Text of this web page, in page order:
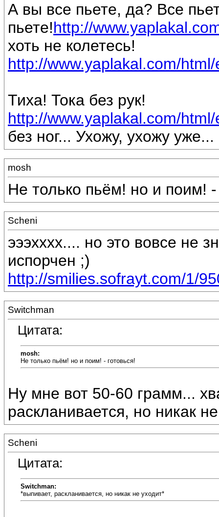
А вы все пьете, да? Все
пьете!http://
хоть не колетесь!
http://www.yaplakal.com/
Тиха! Тока без рук!
http://www.yaplakal.com/
без ног... Ухожу, ухожу уже...
mosh
Не только пьём! но и поим!
Scheni
эээхххх.... но это вовсе не
испорчен ;)
http://smilies.sofrayt.com/1/
Switchman
Цитата:
mosh:
Не только пьём! но и поим! - готовься!
Ну мне вот 50-60 грамм...
раскланивается, но никак
Scheni
Цитата:
Switchman:
*выпивает, раскланивается, но никак не уходит*